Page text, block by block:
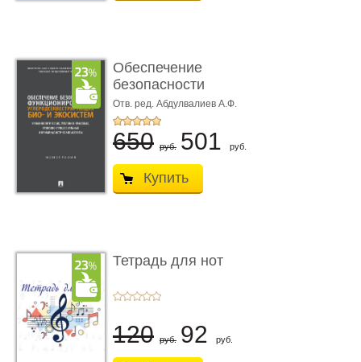
Обеспечение
безопасности
функционирования уг
...
Отв. ред. Абдулвалиев А.Ф.
650 руб. 501 руб.
Купить
Тетрадь для нот
120 руб. 92 руб.